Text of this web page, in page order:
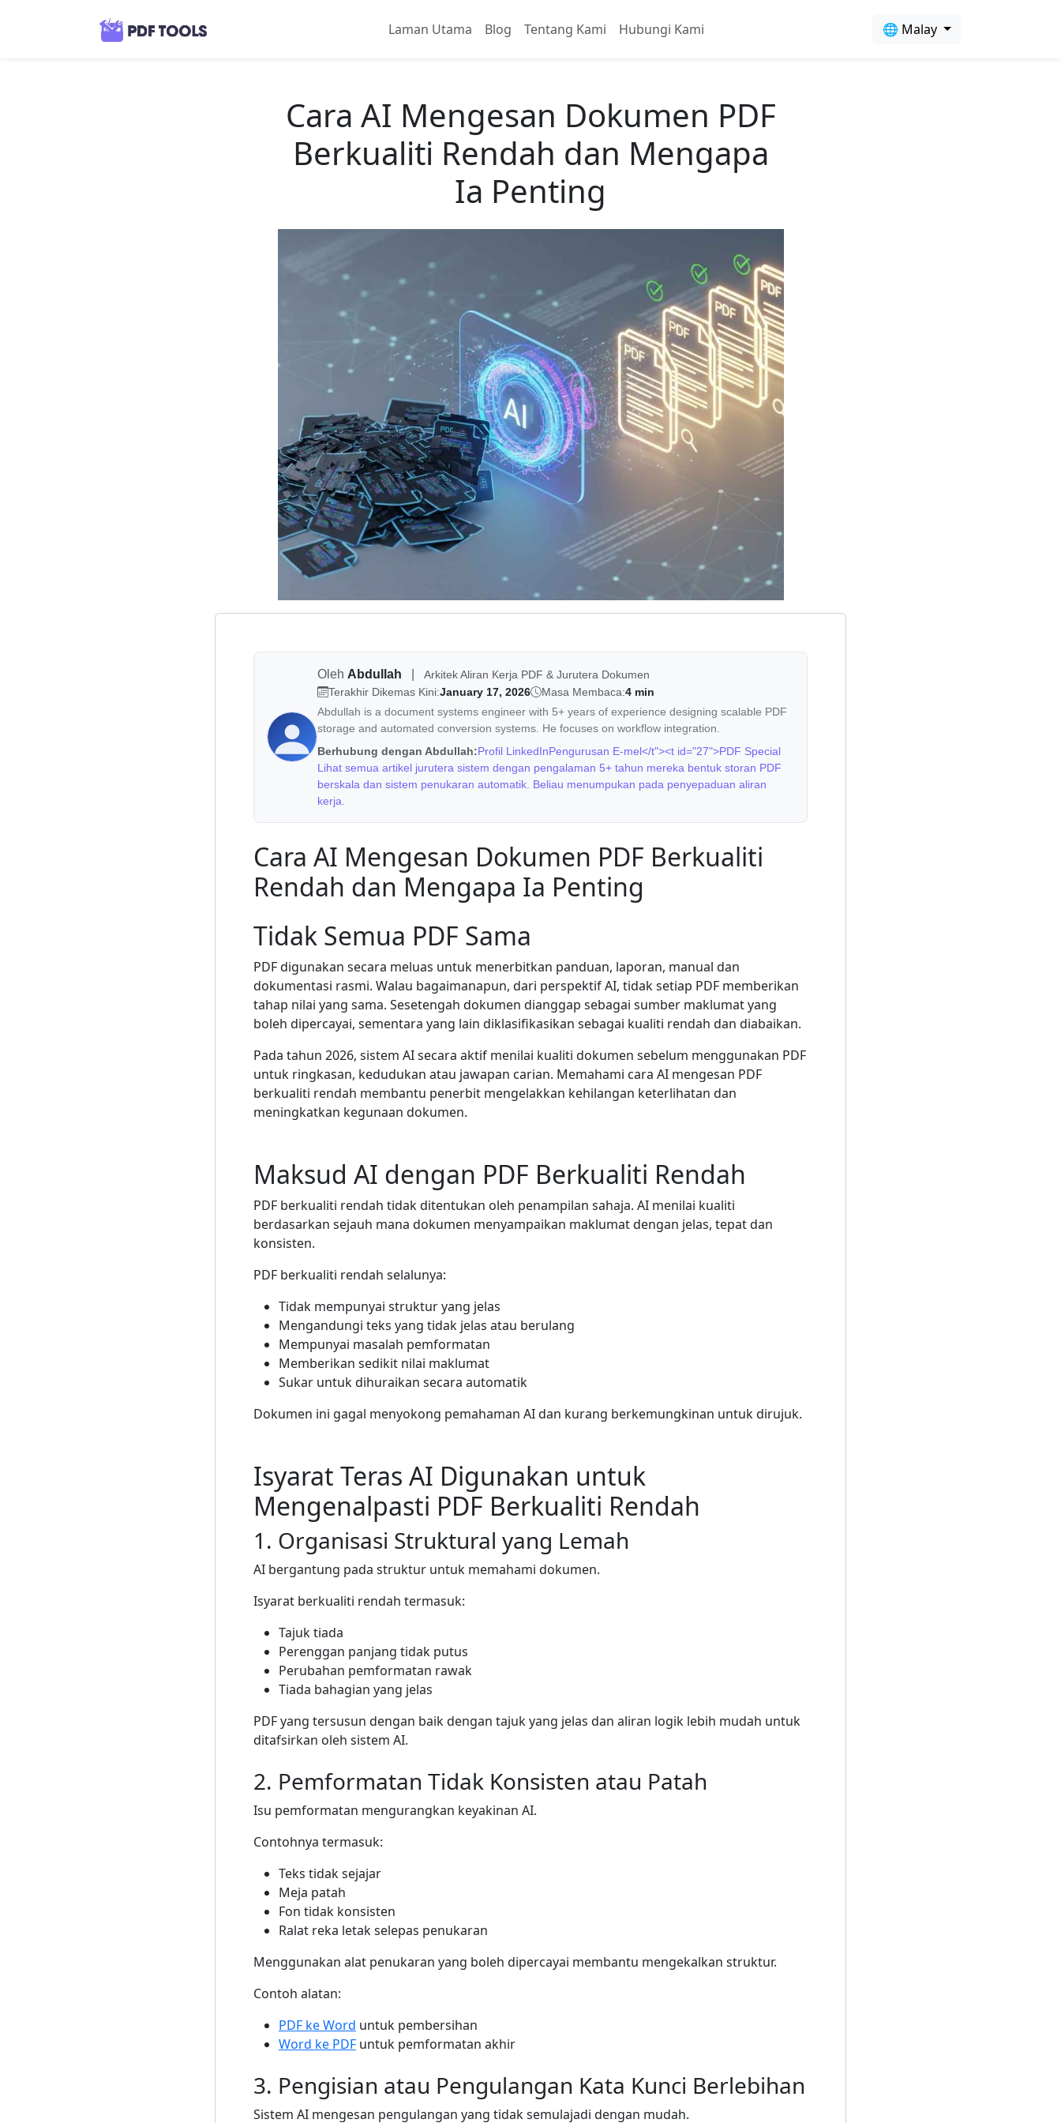
Laman Utama Blog Tentang Kami Hubungi Kami 🌐 Malay
Cara AI Mengesan Dokumen PDF
Berkualiti Rendah dan Mengapa
Ia Penting
Oleh Abdullah
Arkitek Aliran Kerja PDF & Jurutera Dokumen
Terakhir Dikemas Kini:January 17, 2026 Masa Membaca:4 min
Abdullah is a document systems engineer with 5+ years of experience designing scalable PDF
storage and automated conversion systems. He focuses on workflow integration.
Berhubung dengan Abdullah:Profil LinkedInPengurusan E-mel</t"><t id="27">PDF Special
Lihat semua artikel jurutera sistem dengan pengalaman 5+ tahun mereka bentuk storan PDF
berskala dan sistem penukaran automatik. Beliau menumpukan pada penyepaduan aliran
kerja.
Cara AI Mengesan Dokumen PDF Berkualiti
Rendah dan Mengapa Ia Penting
Tidak Semua PDF Sama
PDF digunakan secara meluas untuk menerbitkan panduan, laporan, manual dan
dokumentasi rasmi. Walau bagaimanapun, dari perspektif AI, tidak setiap PDF memberikan
tahap nilai yang sama. Sesetengah dokumen dianggap sebagai sumber maklumat yang
boleh dipercayai, sementara yang lain diklasifikasikan sebagai kualiti rendah dan diabaikan.
Pada tahun 2026, sistem AI secara aktif menilai kualiti dokumen sebelum menggunakan PDF
untuk ringkasan, kedudukan atau jawapan carian. Memahami cara AI mengesan PDF
berkualiti rendah membantu penerbit mengelakkan kehilangan keterlihatan dan
meningkatkan kegunaan dokumen.
Maksud AI dengan PDF Berkualiti Rendah
PDF berkualiti rendah tidak ditentukan oleh penampilan sahaja. AI menilai kualiti
berdasarkan sejauh mana dokumen menyampaikan maklumat dengan jelas, tepat dan
konsisten.
PDF berkualiti rendah selalunya:
Tidak mempunyai struktur yang jelas
Mengandungi teks yang tidak jelas atau berulang
Mempunyai masalah pemformatan
Memberikan sedikit nilai maklumat
Sukar untuk dihuraikan secara automatik
Dokumen ini gagal menyokong pemahaman AI dan kurang berkemungkinan untuk dirujuk.
Isyarat Teras AI Digunakan untuk
Mengenalpasti PDF Berkualiti Rendah
1. Organisasi Struktural yang Lemah
AI bergantung pada struktur untuk memahami dokumen.
Isyarat berkualiti rendah termasuk:
Tajuk tiada
Perenggan panjang tidak putus
Perubahan pemformatan rawak
Tiada bahagian yang jelas
PDF yang tersusun dengan baik dengan tajuk yang jelas dan aliran logik lebih mudah untuk
ditafsirkan oleh sistem AI.
2. Pemformatan Tidak Konsisten atau Patah
Isu pemformatan mengurangkan keyakinan AI.
Contohnya termasuk:
Teks tidak sejajar
Meja patah
Fon tidak konsisten
Ralat reka letak selepas penukaran
Menggunakan alat penukaran yang boleh dipercayai membantu mengekalkan struktur.
Contoh alatan:
PDF ke Word untuk pembersihan
Word ke PDF untuk pemformatan akhir
3. Pengisian atau Pengulangan Kata Kunci Berlebihan
Sistem AI mengesan pengulangan yang tidak semulajadi dengan mudah.